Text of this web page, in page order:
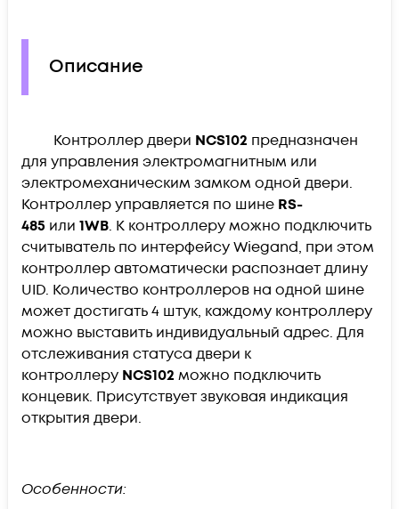
Описание
Контроллер двери NCS102 предназначен
для управления электромагнитным или
электромеханическим замком одной двери.
Контроллер управляется по шине RS-
485 или 1WB. К контроллеру можно подключить
считыватель по интерфейсу Wiegand, при этом
контроллер автоматически распознает длину
UID. Количество контроллеров на одной шине
может достигать 4 штук, каждому контроллеру
можно выставить индивидуальный адрес. Для
отслеживания статуса двери к
контроллеру NCS102 можно подключить
концевик. Присутствует звуковая индикация
открытия двери.
Особенности: